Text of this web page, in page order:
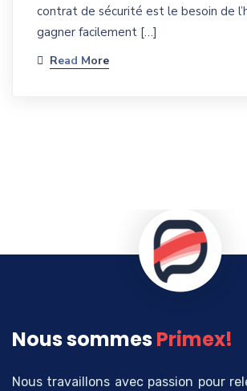
contrat de sécurité est le besoin de
gagner facilement […]
Read More
Nous sommesPrimex!
Nous travaillons avec passion pour